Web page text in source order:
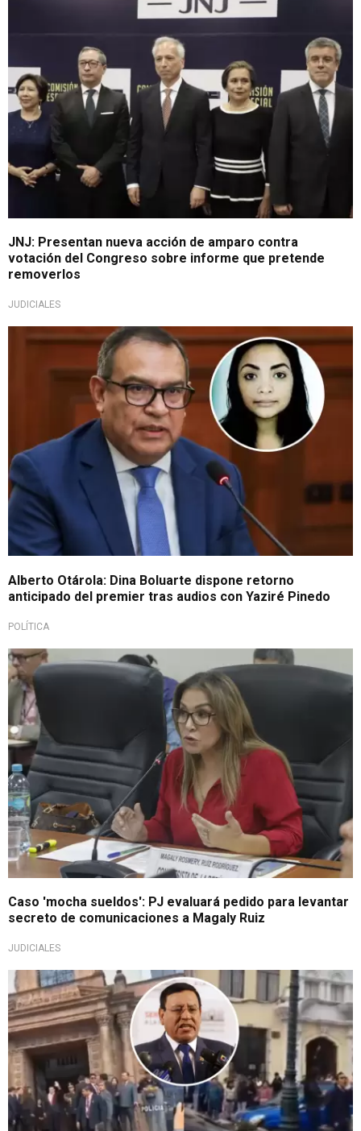
JNJ: Presentan nueva acción de amparo contra
votación del Congreso sobre informe que pretende
removerlos
JUDICIALES
Lo último
Alberto Otárola: Dina Boluarte dispone retorno
anticipado del premier tras audios con Yaziré Pinedo
POLÍTICA
Solicitud de Fiscalía
Caso 'mocha sueldos': PJ evaluará pedido para levantar
secreto de comunicaciones a Magaly Ruiz
JUDICIALES
De no creer